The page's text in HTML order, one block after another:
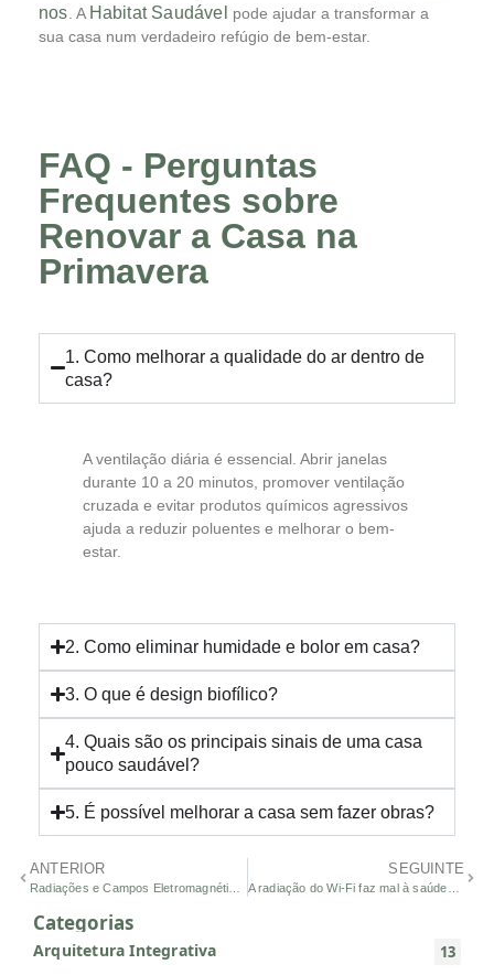
nos . A Habitat Saudável
pode ajudar a transformar a
sua casa num verdadeiro refúgio de bem-estar.
FAQ - Perguntas
Frequentes sobre
Renovar a Casa na
Primavera
1. Como melhorar a qualidade do ar dentro de
casa?
A ventilação diária é essencial. Abrir janelas
durante 10 a 20 minutos, promover ventilação
cruzada e evitar produtos químicos agressivos
ajuda a reduzir poluentes e melhorar o bem-
estar.
2. Como eliminar humidade e bolor em casa?
3. O que é design biofílico?
4. Quais são os principais sinais de uma casa
pouco saudável?
5. É possível melhorar a casa sem fazer obras?
ANTERIOR SEGUINTE
Categorias
Arquitetura Integrativa 13